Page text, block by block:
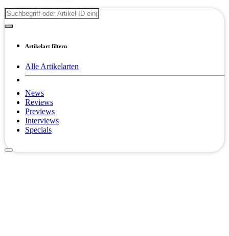
Artikelart filtern
Alle Artikelarten
News
Reviews
Previews
Interviews
Specials